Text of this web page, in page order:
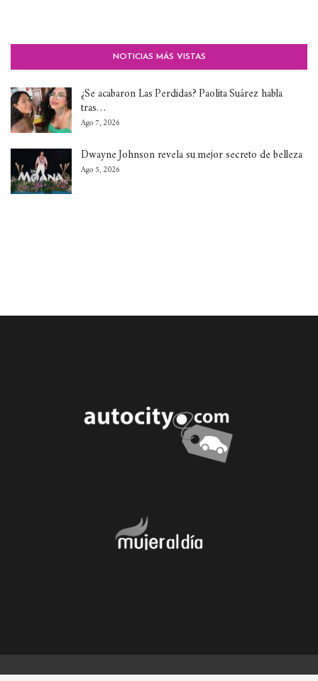
NOTICIAS MÁS VISTAS
¿Se acabaron Las Perdidas? Paolita Suárez habla
tras…
Ago 7, 2026
Dwayne Johnson revela su mejor secreto de belleza
Ago 5, 2026